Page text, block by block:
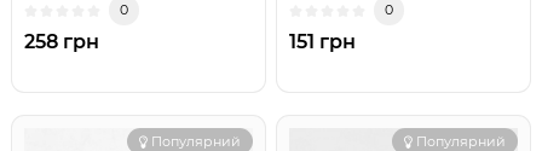
0
258 грн
0
151 грн
Популярний Популярний